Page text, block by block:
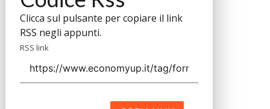
Clicca sul pulsante per copiare il link
RSS negli appunti.
RSS link